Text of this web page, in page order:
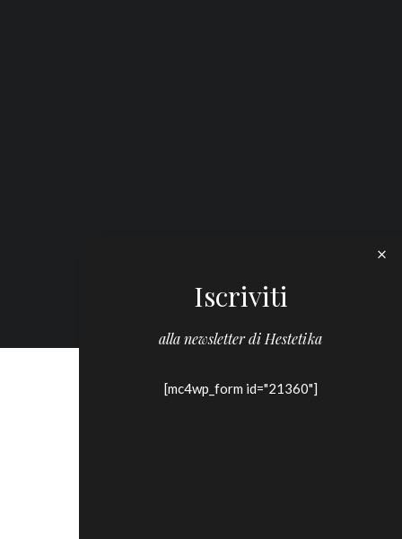
Iscriviti
alla newsletter di Hestetika
[mc4wp_form id="21360"]